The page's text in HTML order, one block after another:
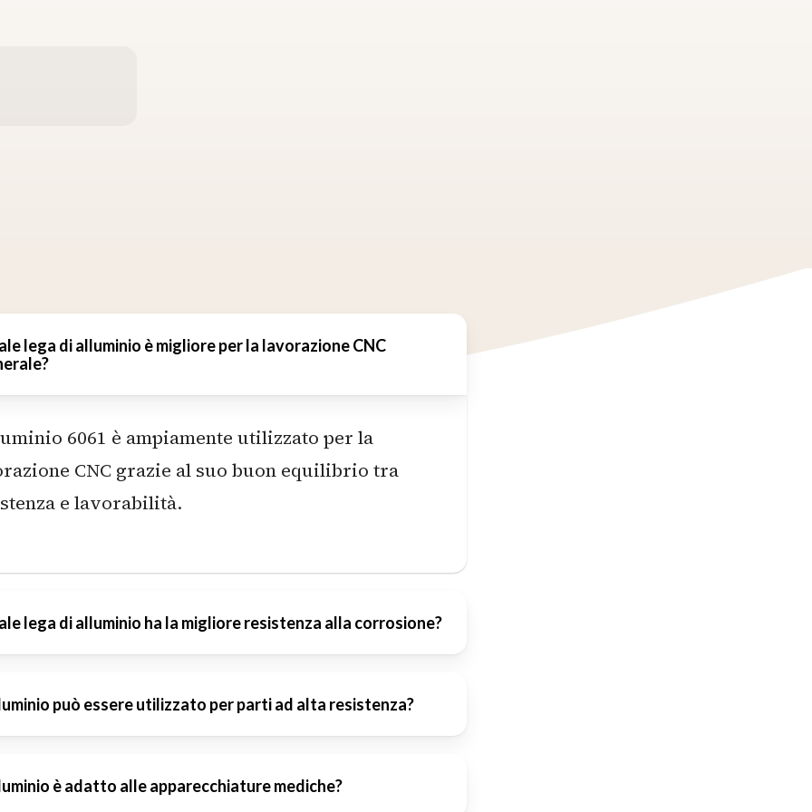
lega di alluminio è migliore per la lavorazione CNC
6061 è ampiamente utilizzato per la
CNC grazie al suo buon equilibrio tra
e lavorabilità.
lega di alluminio ha la migliore resistenza alla corrosione?
5083 offre un’elevata resistenza alla
soprattutto in ambienti marini e
può essere utilizzato per parti ad alta resistenza?
7075 è ideale per le applicazioni che
è adatto alle apparecchiature mediche?